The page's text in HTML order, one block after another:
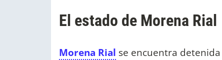
El estado de Morena Rial
Morena Rial se encuentra